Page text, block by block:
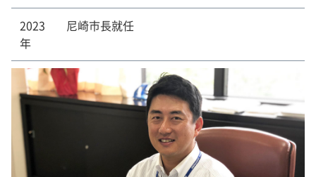
2023
年
尼崎市長就任